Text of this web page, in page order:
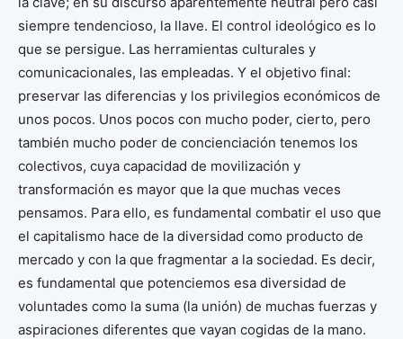
siempre tendencioso, la llave. El control ideológico es lo
que se persigue. Las herramientas culturales y
comunicacionales, las empleadas. Y el objetivo final:
preservar las diferencias y los privilegios económicos de
unos pocos. Unos pocos con mucho poder, cierto, pero
también mucho poder de concienciación tenemos los
colectivos, cuya capacidad de movilización y
transformación es mayor que la que muchas veces
pensamos. Para ello, es fundamental combatir el uso que
el capitalismo hace de la diversidad como producto de
mercado y con la que fragmentar a la sociedad. Es decir,
es fundamental que potenciemos esa diversidad de
voluntades como la suma (la unión) de muchas fuerzas y
aspiraciones diferentes que vayan cogidas de la mano.